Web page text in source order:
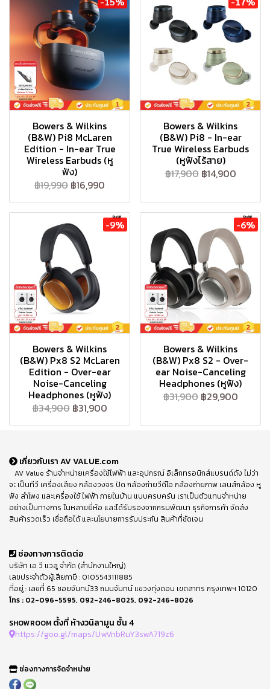
Bowers & Wilkins
(B&W) Pi8 McLaren
Edition - In-ear True
Wireless Earbuds (หู
ฟัง)
฿19,990 ฿16,990
Bowers & Wilkins
(B&W) Pi8 - In-ear
True Wireless Earbuds
(หูฟังไร้สาย)
฿17,900 ฿14,900
-9%
Bowers & Wilkins
(B&W) Px8 S2 McLaren
Edition - Over-ear
Noise-Canceling
Headphones (หูฟัง)
฿34,900 ฿31,900
-6%
Bowers & Wilkins
(B&W) Px8 S2 - Over-
ear Noise-Canceling
Headphones (หูฟัง)
฿31,900 ฿29,900
เกี่ยวกับเรา AV VALUE.com
AV Value ร้านจำหน่ายเครื่องใช้ไฟฟ้า และอุปกรณ์ อิเล็กทรอนิกส์แบรนด์ดัง ไม่ว่า
จะ เป็นทีวี เครื่องเสียง กล้องวงจร ปิด กล้องถ่ายวีดีโอ กล้องถ่ายภาพ เลนส์กล้อง หู
ฟัง ลำโพง และเครื่องใช้ ไฟฟ้า ภายในบ้าน แบบครบครัน เราเป็นตัวแทนจำหน่าย
อย่างเป็นทางการ ในหลายยี่ห้อ และได้รับรองจากกรมพัฒนา ธุรกิจการค้า จัดส่ง
สินค้ารวดเร็ว เชื่อถือได้ และนโยบายการรับประกัน สินค้าที่ชัดเจน
ช่องทางการติดต่อ
บริษัท เอ วี แวลู จำกัด (สำนักงานใหญ่)
เลขประจำตัวผู้เสียภาษี : 0105543111885
ที่อยู่ : เลขที่ 65 ซอยจันทน์33 ถนนจันทน์ แขวงทุ่งดอน เขตสาทร กรุงเทพฯ 10120
โทร : 02-096-5595, 092-246-8025, 092-246-8026
SHOWROOM ตั้งที่ ห้างวนิลามูน ชั้น 4
https://goo.gl/maps/UwVnbRuY3swA719z6
ช่องทางการจัดจำหน่าย